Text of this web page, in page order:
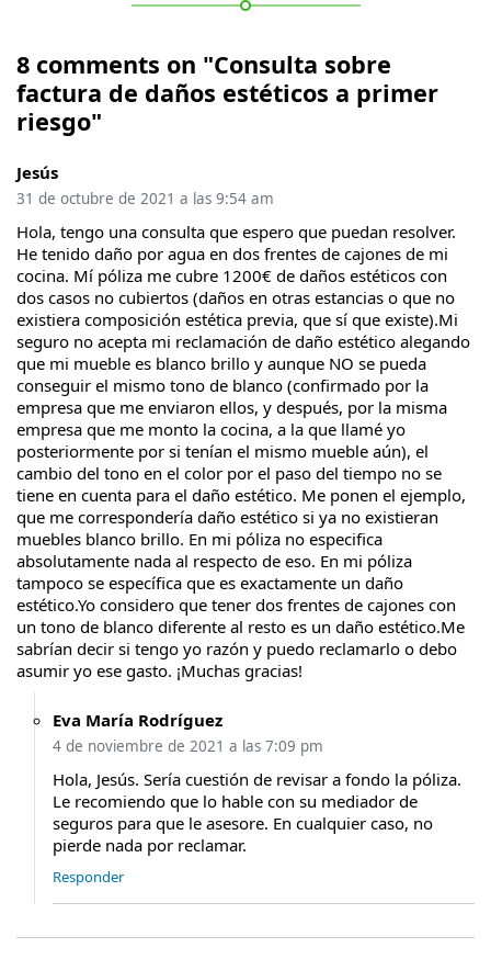
8 comments on "Consulta sobre
factura de daños estéticos a primer
riesgo"
Jesús
31 de octubre de 2021 a las 9:54 am
Hola, tengo una consulta que espero que puedan resolver.
He tenido daño por agua en dos frentes de cajones de mi
cocina. Mí póliza me cubre 1200€ de daños estéticos con
dos casos no cubiertos (daños en otras estancias o que no
existiera composición estética previa, que sí que existe).Mi
seguro no acepta mi reclamación de daño estético alegando
que mi mueble es blanco brillo y aunque NO se pueda
conseguir el mismo tono de blanco (confirmado por la
empresa que me enviaron ellos, y después, por la misma
empresa que me monto la cocina, a la que llamé yo
posteriormente por si tenían el mismo mueble aún), el
cambio del tono en el color por el paso del tiempo no se
tiene en cuenta para el daño estético. Me ponen el ejemplo,
que me correspondería daño estético si ya no existieran
muebles blanco brillo. En mi póliza no especifica
absolutamente nada al respecto de eso. En mi póliza
tampoco se específica que es exactamente un daño
estético.Yo considero que tener dos frentes de cajones con
un tono de blanco diferente al resto es un daño estético.Me
sabrían decir si tengo yo razón y puedo reclamarlo o debo
asumir yo ese gasto. ¡Muchas gracias!
Eva María Rodríguez
4 de noviembre de 2021 a las 7:09 pm
Hola, Jesús. Sería cuestión de revisar a fondo la póliza.
Le recomiendo que lo hable con su mediador de
seguros para que le asesore. En cualquier caso, no
pierde nada por reclamar.
Responder